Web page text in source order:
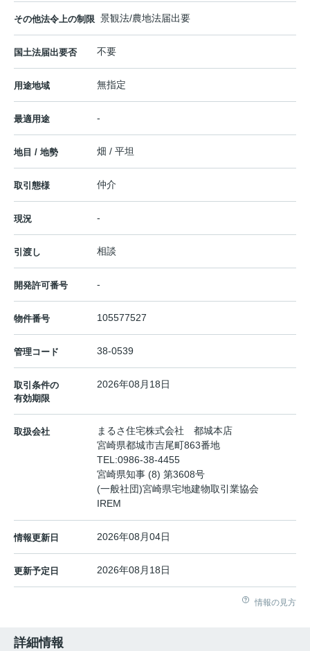
その他法令上の制限 景観法/農地法届出要
国土法届出要否 不要
用途地域 無指定
最適用途 -
地目 / 地勢 畑 / 平坦
取引態様 仲介
現況 -
引渡し 相談
開発許可番号 -
物件番号 105577527
管理コード 38-0539
取引条件の
有効期限
2026年08月18日
取扱会社
まるさ住宅株式会社 都城本店
宮崎県都城市吉尾町863番地
TEL:0986-38-4455
宮崎県知事 (8) 第3608号
(一般社団)宮崎県宅地建物取引業協会
IREM
情報更新日 2026年08月04日
更新予定日 2026年08月18日
情報の見方
詳細情報